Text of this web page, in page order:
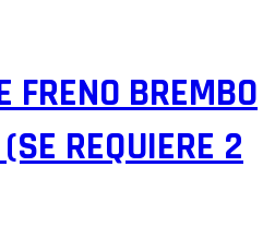
FRENO BREMBO
REQUIERE 2